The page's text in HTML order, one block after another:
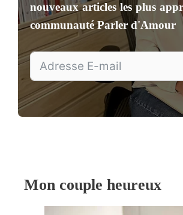
nouveaux articles les plus
communautéParler d'Amour
Mon couple heureux